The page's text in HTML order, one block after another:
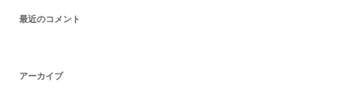
最近のコメント
アーカイブ